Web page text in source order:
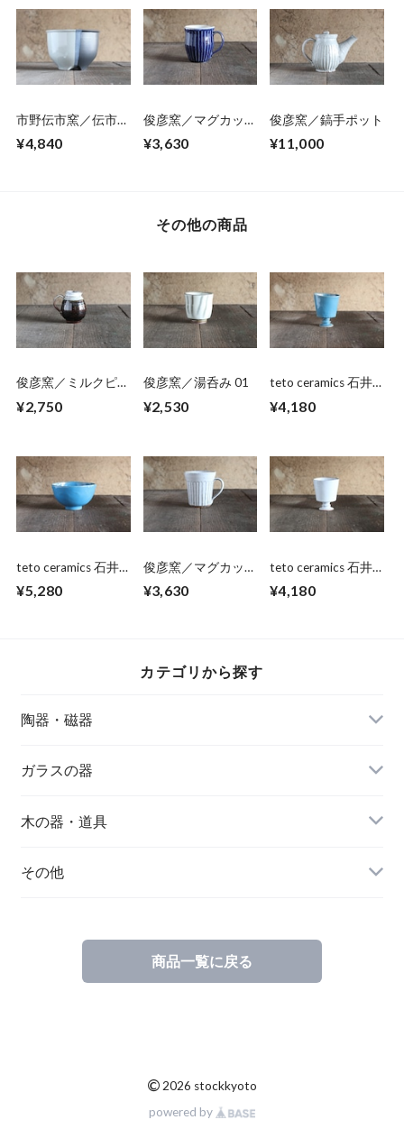
市野伝市窯／伝市鉢
け
¥4,840
俊彦窯／マグカッ
¥3,630
俊彦窯／鎬手ポット
¥11,000
その他の商品
俊彦窯／ミルクピッ
¥2,750
俊彦窯／湯呑み 01
¥2,530
teto ceramics 石井
02
¥4,180
teto ceramics 石井
02
¥5,280
俊彦窯／マグカッ
¥3,630
teto ceramics 石井
01
¥4,180
カテゴリから探す
陶器・磁器
作り手から選ぶ
器の種類から選ぶ
ガラスの器
作り手から選ぶ
器の種類から選ぶ
木の器・道具
作り手から選ぶ
その他
商品一覧に戻る
© 2026 stockkyoto
powered by